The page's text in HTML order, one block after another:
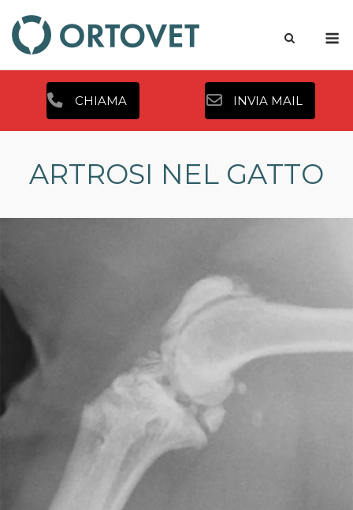
content
CHIAMA INVIA MAIL
ARTROSI NEL GATTO